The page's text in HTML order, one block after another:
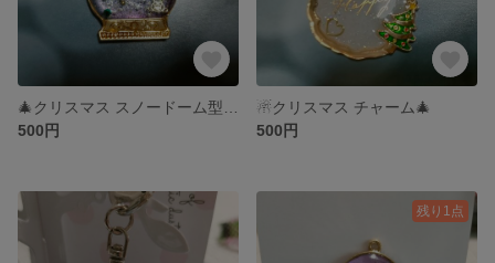
500円
☃クリスマス チャーム🎄
500円
残り1点